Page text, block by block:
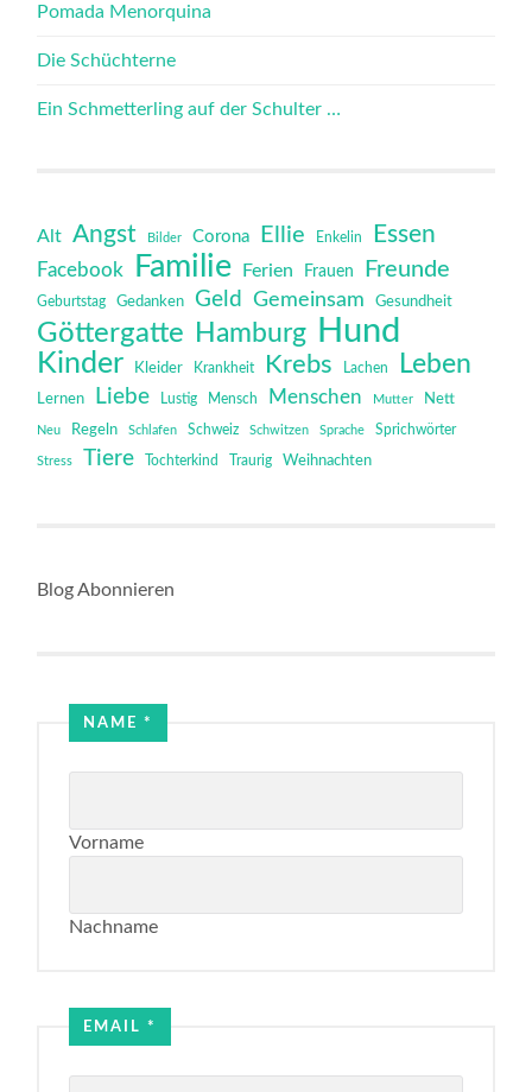
Pomada Menorquina
Die Schüchterne
Ein Schmetterling auf der Schulter …
Alt Angst Bilder Corona Ellie Enkelin Essen
Facebook Familie Ferien Frauen Freunde
Geburtstag Gedanken Geld Gemeinsam Gesundheit
Göttergatte Hamburg Hund
Kinder Kleider Krankheit Krebs Lachen Leben
Lernen Liebe Lustig Mensch Menschen Mutter Nett
Neu Regeln Schlafen Schweiz Schwitzen Sprache Sprichwörter
Stress Tiere Tochterkind Traurig Weihnachten
Blog Abonnieren
NAME*
Vorname
Nachname
Email
EMAIL*